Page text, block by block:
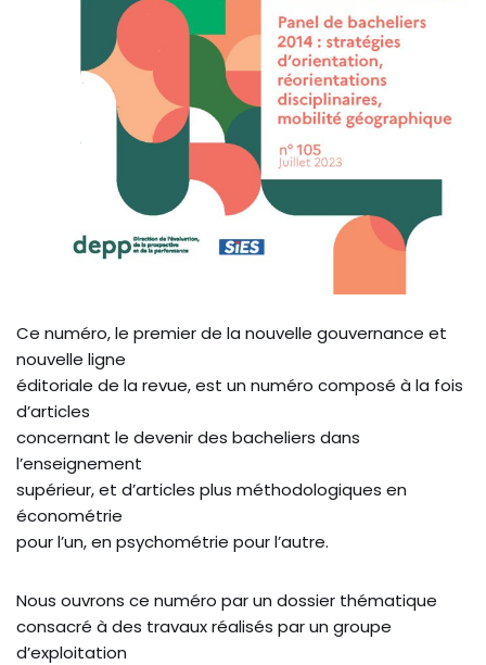
Ce numéro, le premier de la nouvelle gouvernance et
nouvelle ligne
éditoriale de la revue, est un numéro composé à la fois
d’articles
concernant le devenir des bacheliers dans
l’enseignement
supérieur, et d’articles plus méthodologiques en
économétrie
pour l’un, en psychométrie pour l’autre.
Nous ouvrons ce numéro par un dossier thématique
consacré à des travaux réalisés par un groupe
d’exploitation